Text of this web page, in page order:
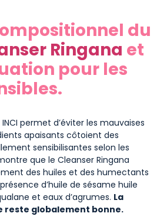
du
Ringana et
pour les
permet d’éviter les mauvaises
apaisants côtoient des
sensibilisantes selon les
que le Cleanser Ringana
des huiles et des humectants
d’huile de sésame huile
et eaux d’agrumes. La
reste globalement bonne.